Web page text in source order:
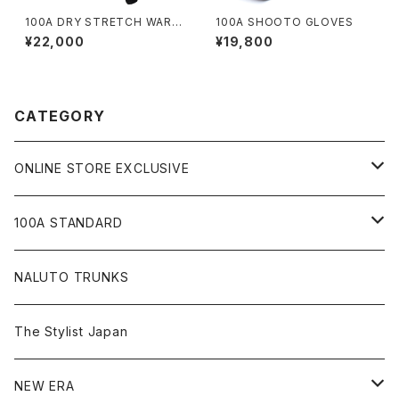
100A DRY STRETCH WARM
UP PANTS
¥22,000
100A SHOOTO GLOVES
¥19,800
CATEGORY
ONLINE STORE EXCLUSIVE
JIU-JITSU Gi ART EXHIBITION
SHOW UP!
100A STANDARD
キャップ
Tシャツ
ショートスリーブ
シャツ
NALUTO TRUNKS
The Stylist Japan
NEW ERA